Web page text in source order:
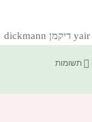
קטגוריות
תשומות